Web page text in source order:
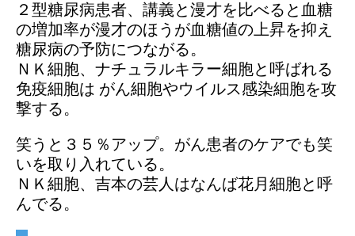
２型糖尿病患者、講義と漫才を比べると血糖
の増加率が漫才のほうが血糖値の上昇を抑え
糖尿病の予防につながる。
ＮＫ細胞、ナチュラルキラー細胞と呼ばれる
免疫細胞は がん細胞やウイルス感染細胞を攻
撃する。
笑うと３５％アップ。がん患者のケアでも笑
いを取り入れている。
ＮＫ細胞、吉本の芸人はなんば花月細胞と呼
んでる。